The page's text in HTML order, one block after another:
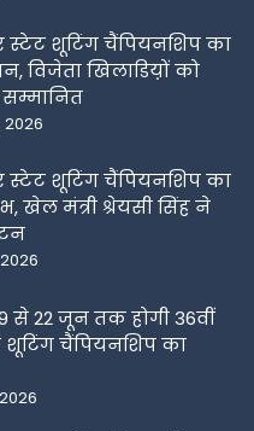
स्टेट शूटिंग चैंपियनशिप का
विजेता खिलाडिय़ों को
2026
स्टेट शूटिंग चैंपियनशिप का
खेल मंत्री श्रेयसी सिंह ने
से 22 जून तक होगी 36वीं
शूटिंग चैंपियनशिप का